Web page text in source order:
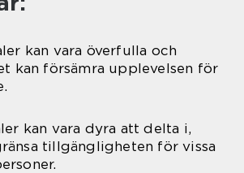
kan vara överfulla och
kan försämra upplevelsen för
kan vara dyra att delta i,
tillgängligheten för vissa